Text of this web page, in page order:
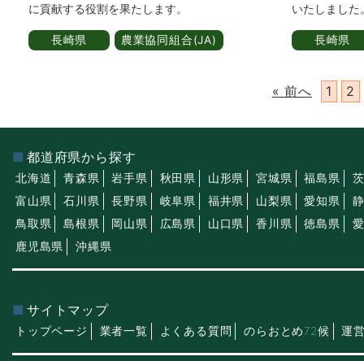
に貢献する役割を果たします。
長崎県 農業協同組合(JA)
いたしました
長崎県
« 前へ 1 2
都道府県から探す
北海道 青森県 岩手県 秋田県 山形県 宮城県 福島県
富山県
石川県 長野県 岐阜県 福井県 山梨県 愛知県
鳥取県
島根県 岡山県 広島県 山口県 香川県 徳島県
鹿児島県
沖縄県
サイトマップ
トップページ 業者一覧 よくある質問 のらおとめ72候 運